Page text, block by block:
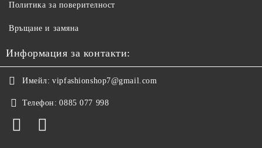
Политика за поверителност
Връщане и замяна
Информация за контакти:
Имейл: vipfashionshop7@gmail.com
Телефон: 0885 077 998